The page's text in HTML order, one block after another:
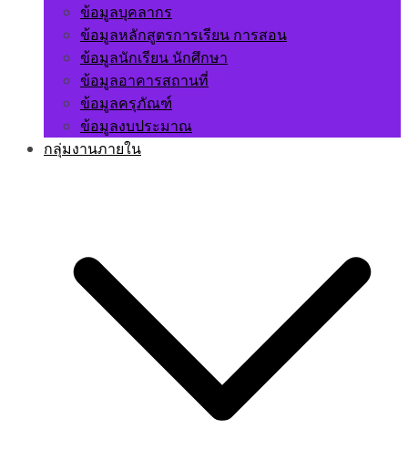
ข้อมูลบุคลากร
ข้อมูลหลักสูตรการเรียน การสอน
ข้อมูลนักเรียน นักศึกษา
ข้อมูลอาคารสถานที่
ข้อมูลครุภัณฑ์
ข้อมูลงบประมาณ
กลุ่มงานภายใน